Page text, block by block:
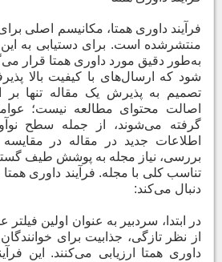
فرآیند داوری همتا، مکانیسم اصلی
منتشرشده است. برای دستیابی به
به‌طور دقیق مورد داوری همتا قرار
شود که ارسال‌های با کیفیت بالا
تصمیم به پذیرش یک مقاله تنها
اصالت محتوای مطالعه نیست؛
گرفته می‌شوند، از جمله سطح
اطلاعات جدید در مقاله در
بررسی، نیاز مجله به پوشش طیف
تناسب کلی با مجله. فرآیند داوری
دنبال می‌کند:
در ابتدا، سردبیر به عنوان اولین
از نظر تازگی، جذابیت برای
داوری همتا ارزیابی می‌کنند. این